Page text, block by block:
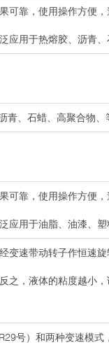
可靠，使用操作方便
应用于热熔胶、沥青
青、石蜡、高聚合物、
可靠，使用操作方便
应用于油脂、油漆、
变速带动转子作恒速
之，液体的粘度越小
号）和两种变速模